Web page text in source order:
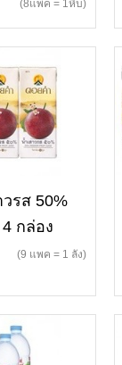
(8แพ็ค = 1หีบ)
รส 50%
กล่อง
(9 แพค = 1 ลัง)